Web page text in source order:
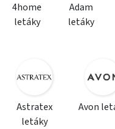
4home
letáky
Adam
letáky
Astratex
letáky
Avon